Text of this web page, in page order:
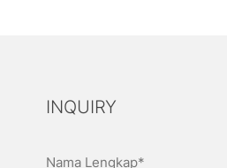
INQUIRY